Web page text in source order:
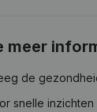
meer
de
snelle